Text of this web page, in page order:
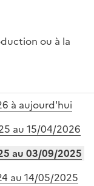
ou à la
à aujourd'hui
au 15/04/2026
au 03/09/2025
au 14/05/2025